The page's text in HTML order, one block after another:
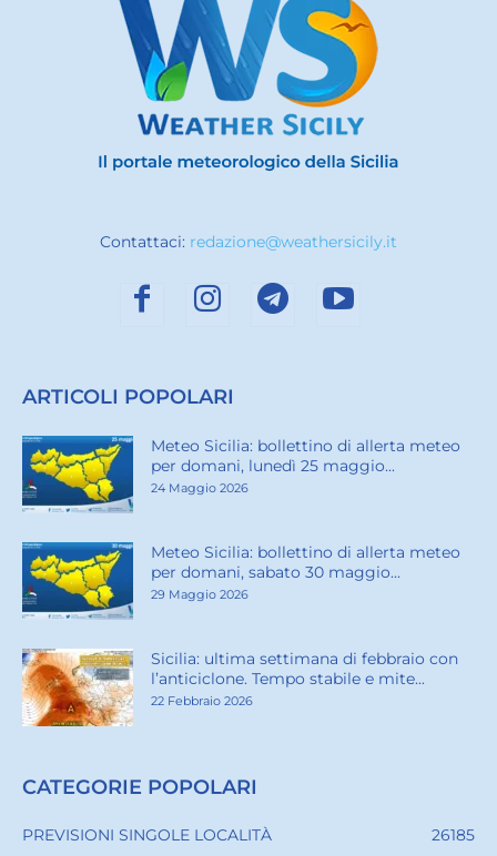
Contattaci: redazione@weathersicily.it
ARTICOLI POPOLARI
Meteo Sicilia: bollettino di allerta meteo
per domani, lunedì 25 maggio...
24 Maggio 2026
Meteo Sicilia: bollettino di allerta meteo
per domani, sabato 30 maggio...
29 Maggio 2026
Sicilia: ultima settimana di febbraio con
l’anticiclone. Tempo stabile e mite...
22 Febbraio 2026
CATEGORIE POPOLARI
PREVISIONI SINGOLE LOCALITÀ
26185